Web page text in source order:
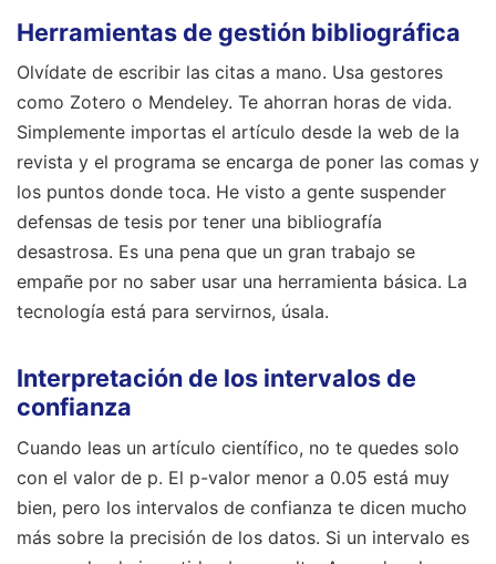
Herramientas de gestión bibliográfica
Olvídate de escribir las citas a mano. Usa gestores
como Zotero o Mendeley. Te ahorran horas de vida.
Simplemente importas el artículo desde la web de la
revista y el programa se encarga de poner las comas y
los puntos donde toca. He visto a gente suspender
defensas de tesis por tener una bibliografía
desastrosa. Es una pena que un gran trabajo se
empañe por no saber usar una herramienta básica. La
tecnología está para servirnos, úsala.
Interpretación de los intervalos de
confianza
Cuando leas un artículo científico, no te quedes solo
con el valor de p. El p-valor menor a 0.05 está muy
bien, pero los intervalos de confianza te dicen mucho
más sobre la precisión de los datos. Si un intervalo es